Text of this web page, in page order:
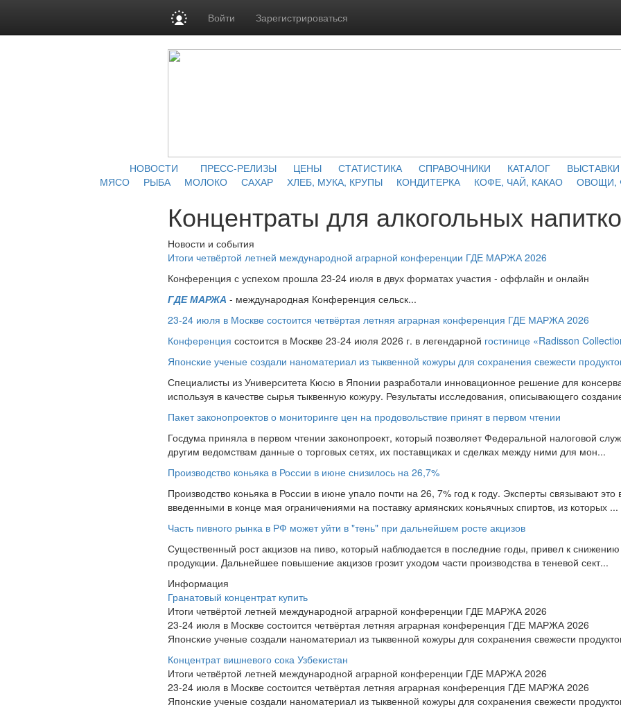
Войти Зарегистрироваться
НОВОСТИ ПРЕСС-РЕЛИЗЫ ЦЕНЫ СТАТИСТИКА СПРАВОЧНИКИ КАТАЛОГ ВЫСТАВКИ
МЯСО
РЫБА МОЛОКО САХАР ХЛЕБ, МУКА, КРУПЫ КОНДИТЕРКА КОФЕ, ЧАЙ, КАКАО ОВОЩИ,
Концентраты для алкогольных
Новости и события
Итоги четвёртой летней международной аграрной конференции ГДЕ МАРЖА 2026
Конференция с успехом прошла 23-24 июля в двух форматах участия - оффлайн и онлайн
ГДЕ МАРЖА - международная Конференция сельск...
23-24 июля в Москве состоится четвёртая летняя аграрная конференция ГДЕ МАРЖА 2026
Конференция состоится в Москве 23-24 июля 2026 г. в легендарной гостинице «Radisson
Японские ученые создали наноматериал из тыквенной кожуры для сохранения свежести
Специалисты из Университета Кюсю в Японии разработали инновационное решение для
используя в качестве сырья тыквенную кожуру. Результаты исследования, описывающего
Пакет законопроектов о мониторинге цен на продовольствие принят в первом чтении
Госдума приняла в первом чтении законопроект, который позволяет Федеральной налоговой
другим ведомствам данные о торговых сетях, их поставщиках и сделках между ними для мон...
Производство коньяка в России в июне снизилось на 26,7%
Производство коньяка в России в июне упало почти на 26, 7% год к году. Эксперты связывают это
введенными в конце мая ограничениями на поставку армянских коньячных спиртов, из которых ...
Часть пивного рынка в РФ может уйти в "тень" при дальнейшем росте акцизов
Существенный рост акцизов на пиво, который наблюдается в последние годы, привел к снижению
продукции. Дальнейшее повышение акцизов грозит уходом части производства в теневой сект...
Информация
Гранатовый концентрат купить
Итоги четвёртой летней международной аграрной конференции ГДЕ МАРЖА 2026
23-24 июля в Москве состоится четвёртая летняя аграрная конференция ГДЕ МАРЖА 2026
Японские ученые создали наноматериал из тыквенной кожуры для сохранения свежести
Концентрат вишневого сока Узбекистан
Итоги четвёртой летней международной аграрной конференции ГДЕ МАРЖА 2026
23-24 июля в Москве состоится четвёртая летняя аграрная конференция ГДЕ МАРЖА 2026
Японские ученые создали наноматериал из тыквенной кожуры для сохранения свежести